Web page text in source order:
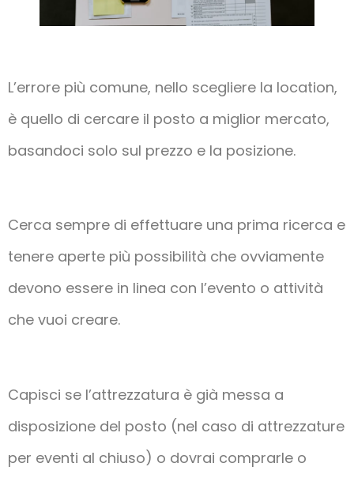
L’errore più comune, nello scegliere la location,
è quello di cercare il posto a miglior mercato,
basandoci solo sul prezzo e la posizione.
Cerca sempre di effettuare una prima ricerca e
tenere aperte più possibilità che ovviamente
devono essere in linea con l’evento o attività
che vuoi creare.
Capisci se l’attrezzatura è già messa a
disposizione del posto (nel caso di attrezzature
per eventi al chiuso) o dovrai comprarle o